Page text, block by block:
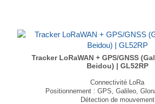
Dimensions : 227.7 × 150.8 ×
Poids : 570 g
Tracker LoRaWAN + GPS/GNSS
Beidou) | GL52RP
Connectivité LoRa
Positionnement : GPS, Galileo,
Détection de mouvement